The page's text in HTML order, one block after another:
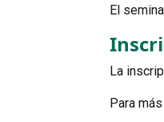
El
La
Para